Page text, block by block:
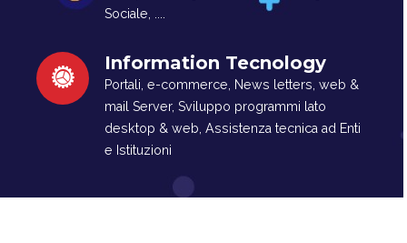
Sociale, ....
Information Tecnology
Portali, e-commerce, News letters, web &
mail Server, Sviluppo programmi lato
desktop & web, Assistenza tecnica ad Enti
e Istituzioni